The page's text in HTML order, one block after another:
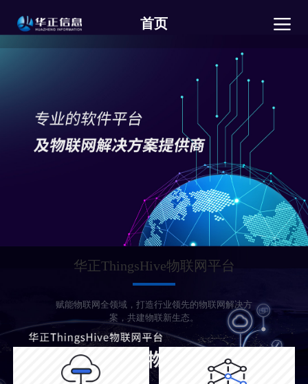
首页
华正ThingsHive物联网平台
赋能物联网全领域，打造行业领先的物联网解决方
案，共建物联新生态。